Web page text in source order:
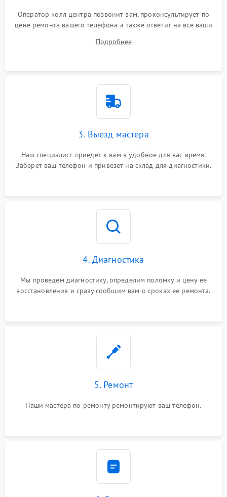
Оператор колл центра позвонит вам, проконсультирует по
цене ремонта вашего телефона а также ответит на все ваши
Подробнее
3. Выезд мастера
Наш специалист приедет к вам в удобное для вас время.
Заберет ваш телефон и привезет на склад для диагностики.
4. Диагностика
Мы проведем диагностику, определим поломку и цену ее
восстановления и сразу сообщим вам о сроках ее ремонта.
5. Ремонт
Наши мастера по ремонту ремонтируют ваш телефон.